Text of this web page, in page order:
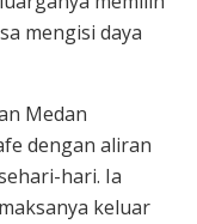
mengisi daya
Medan
dengan aliran
hari. Ia
keluar